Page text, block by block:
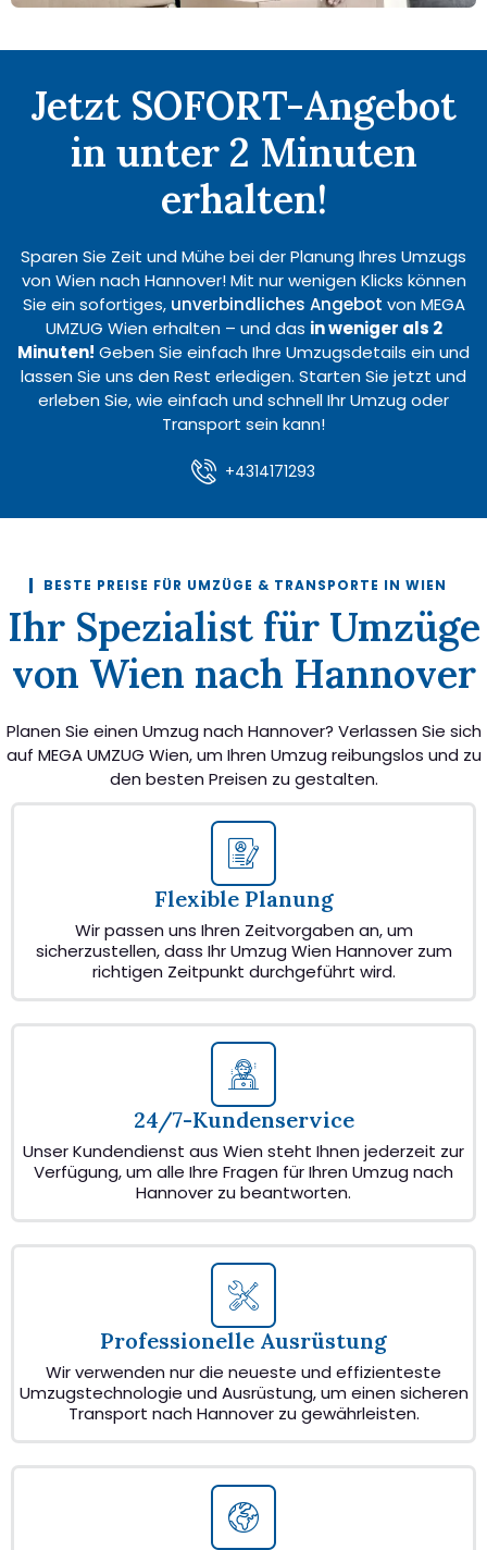
Jetzt SOFORT-Angebot
in unter 2 Minuten
erhalten!
Sparen Sie Zeit und Mühe bei der Planung Ihres Umzugs
von Wien nach Hannover! Mit nur wenigen Klicks können
Sie ein sofortiges, unverbindliches Angebot von MEGA
UMZUG Wien erhalten – und das in weniger als 2
Minuten! Geben Sie einfach Ihre Umzugsdetails ein und
lassen Sie uns den Rest erledigen. Starten Sie jetzt und
erleben Sie, wie einfach und schnell Ihr Umzug oder
Transport sein kann!
+4314171293
BESTE PREISE FÜR UMZÜGE & TRANSPORTE IN WIEN
Ihr Spezialist für Umzüge
von Wien nach Hannover
Planen Sie einen Umzug nach Hannover? Verlassen Sie sich
auf MEGA UMZUG Wien, um Ihren Umzug reibungslos und zu
den besten Preisen zu gestalten.
Flexible Planung
Wir passen uns Ihren Zeitvorgaben an, um
sicherzustellen, dass Ihr Umzug Wien Hannover zum
richtigen Zeitpunkt durchgeführt wird.
24/7-Kundenservice
Unser Kundendienst aus Wien steht Ihnen jederzeit zur
Verfügung, um alle Ihre Fragen für Ihren Umzug nach
Hannover zu beantworten.
Professionelle Ausrüstung
Wir verwenden nur die neueste und effizienteste
Umzugstechnologie und Ausrüstung, um einen sicheren
Transport nach Hannover zu gewährleisten.